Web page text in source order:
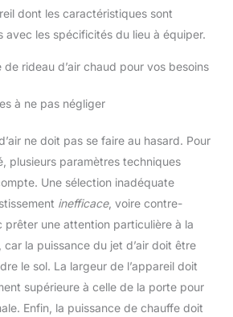
dont les caractéristiques sont
avec les spécificités du lieu à équiper.
de rideau d’air chaud pour vos besoins
à ne pas négliger
ne doit pas se faire au hasard. Pour
plusieurs paramètres techniques
Une sélection inadéquate
inefficace, voire contre-
une attention particulière à la
car la puissance du jet d’air doit être
le sol. La largeur de l’appareil doit
supérieure à celle de la porte pour
Enfin, la puissance de chauffe doit